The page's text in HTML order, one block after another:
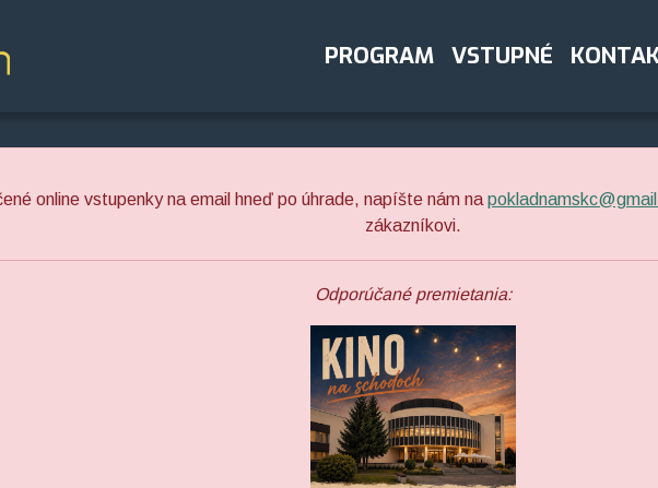
PROGRAM VSTUPNÉ
online vstupenky na email hneď po úhrade, napíšte nám na
zákazníkovi.
Odporúčané premietania: